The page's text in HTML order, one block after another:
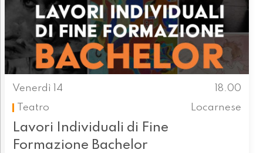
Venerdì 14
18.00
Teatro
Locarnese
Lavori Individuali di Fine
Formazione Bachelor